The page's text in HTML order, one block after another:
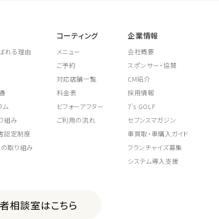
れる理由
ム
組み
認定制度
取り組み
コーティング
メニュー
ご予約
対応店舗一覧
料金表
ビフォーアフター
ご利用の流れ
企業情報
会社概要
スポンサー・協賛
CM紹介
採用情報
7's GOLF
セブンスマガジン
車買取・車購入ガイド
フランチャイズ募集
システム導入支援
相談室はこちら